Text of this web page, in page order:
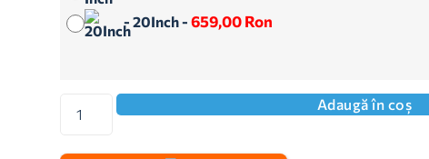
- 20Inch- 659,00Ron
Adaugă în coș